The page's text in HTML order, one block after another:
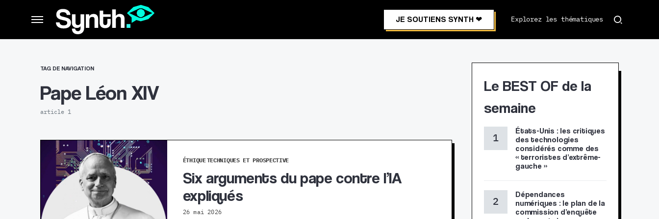
JE SOUTIENS SYNTH ❤︎ Explorez les thématiques
TAG DE NAVIGATION
Pape Léon XIV
article 1
ÉTHIQUETECHNIQUES ET PROSPECTIVE
Six arguments du pape contre l’IA
expliqués
26 mai 2026
Le BEST OF de la
semaine
États-Unis : les critiques
des technologies
considérés comme des
« terroristes d’extrême-
gauche »
Dépendances
numériques : le plan de la
commission d’enquête